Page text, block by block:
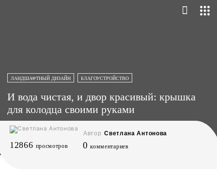
ЛАНДШАФТНЫЙ ДИЗАЙН БЛАГОУСТРОЙСТВО
И вода чистая, и двор красивый: крышка
для колодца своими руками
Автор Светлана Антонова
12866 просмотров 0 комментариев